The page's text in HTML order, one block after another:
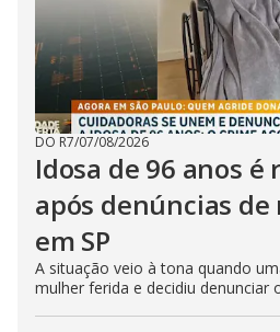
DO R7/07/08/2026
Idosa de 96 anos é
após denúncias
em SP
A situação veio à tona quando
mulher ferida e decidiu denunciar